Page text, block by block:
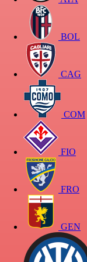
BOL
CAG
COM
FIO
FRO
GEN